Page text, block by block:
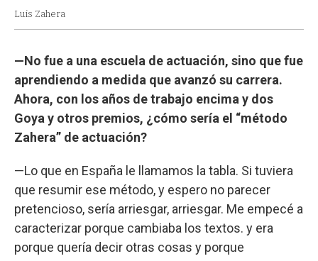
Luis Zahera
—No fue a una escuela de actuación, sino que fue
aprendiendo a medida que avanzó su carrera.
Ahora, con los años de trabajo encima y dos
Goya y otros premios, ¿cómo sería el “método
Zahera” de actuación?
—Lo que en España le llamamos la tabla. Si tuviera
que resumir ese método, y espero no parecer
pretencioso, sería arriesgar, arriesgar. Me empecé a
caracterizar porque cambiaba los textos. y era
porque quería decir otras cosas y porque